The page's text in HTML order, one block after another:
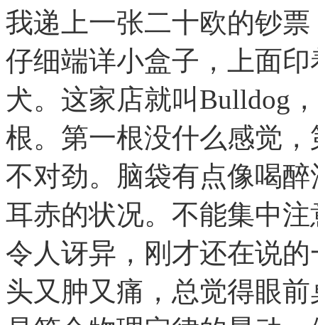
我递上一张二十欧的钞
仔细端详小盒子，上面
犬。这家店就叫Bulldog
根。第一根没什么感觉
不对劲。脑袋有点像喝
耳赤的状况。不能集中
令人讶异，刚才还在说
头又肿又痛，总觉得眼